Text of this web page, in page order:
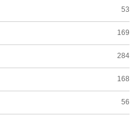
53
169
284
168
56